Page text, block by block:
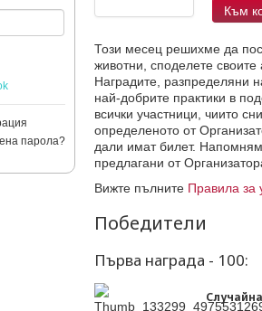
парола?
Към
Този месец решихме да
животни, споделете
Наградите, разпределяни
най-добрите практики в
всички участници, чиито
определеното от
дали имат билет.
предлагани от
Вижте пълните Правила за
Победители
Първа награда - 100: